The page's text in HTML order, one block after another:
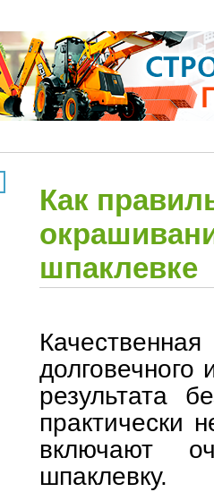
Как
шпаклевке
долговечного
результата
практически
включают
шпаклевку.